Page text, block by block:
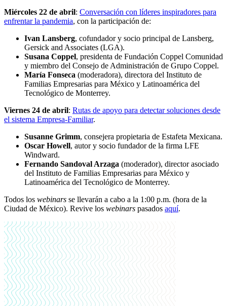
Miércoles 22 de abril: Conversación con líderes inspiradores para
enfrentar la pandemia, con la participación de:
Ivan Lansberg, cofundador y socio principal de Lansberg,
Gersick and Associates (LGA).
Susana Coppel, presidenta de Fundación Coppel Comunidad
y miembro del Consejo de Administración de Grupo Coppel.
María Fonseca (moderadora), directora del Instituto de
Familias Empresarias para México y Latinoamérica del
Tecnológico de Monterrey.
Viernes 24 de abril: Rutas de apoyo para detectar soluciones desde
el sistema Empresa-Familiar.
Susanne Grimm, consejera propietaria de Estafeta Mexicana.
Oscar Howell, autor y socio fundador de la firma LFE
Windward.
Fernando Sandoval Arzaga (moderador), director asociado
del Instituto de Familias Empresarias para México y
Latinoamérica del Tecnológico de Monterrey.
Todos los webinars se llevarán a cabo a la 1:00 p.m. (hora de la
Ciudad de México). Revive los webinars pasados aquí.